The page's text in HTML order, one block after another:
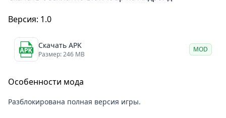
эффектами от каждого удара.
Blow it up
— это увлекательная игра, которая
идеально подходит для тех, кто любит разрушать,
станете героем, сражающимся с инопланетными
захватчиками, чтобы спасти мир и своих друзей!
Версия: 1.0
Скачать APK
Размер: 246 MB
MOD
Особенности мода
Разблокирована полная версия игры.